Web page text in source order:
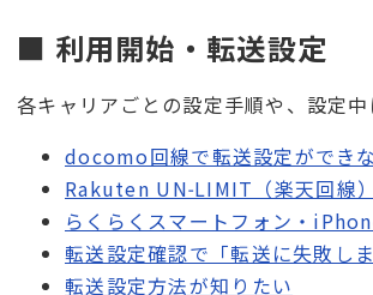
■ 利用開始・転送設定
各キャリアごとの設定手順や、設定
docomo回線で転送設定ができ
Rakuten UN-LIMIT（楽天回線
らくらくスマートフォン・
転送設定確認で「転送に失敗し
転送設定方法が知りたい